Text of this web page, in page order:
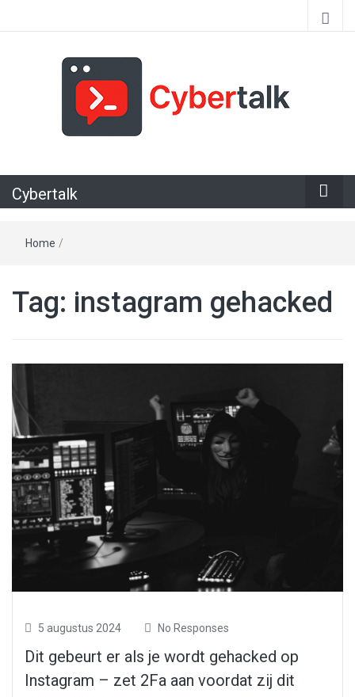
Cybertalk
Home /
Tag: instagram gehacked
5 augustus 2024 No Responses
Dit gebeurt er als je wordt gehacked op
Instagram – zet 2Fa aan voordat zij dit